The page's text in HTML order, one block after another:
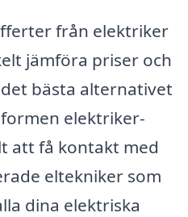
från elektriker
jämföra priser och
bästa alternativet
elektriker-
att få kontakt med
eltekniker som
dina elektriska